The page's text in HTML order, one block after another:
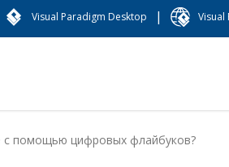
Visual Paradigm Desktop | Visual
с помощью цифровых флайбуков?